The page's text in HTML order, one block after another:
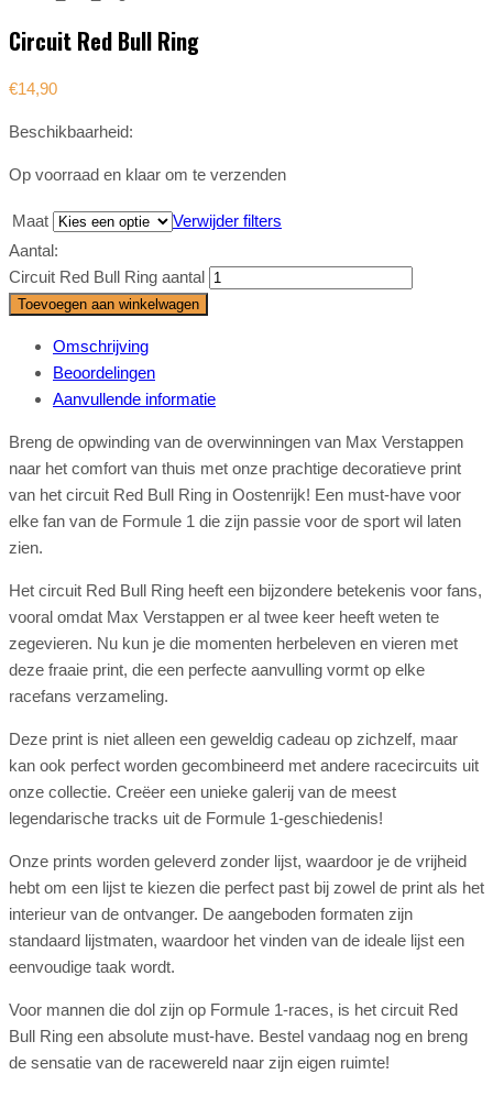
Circuit Red Bull Ring
€14,90
Beschikbaarheid:
Op voorraad en klaar om te verzenden
Maat
Verwijder filters
Aantal:
Circuit Red Bull Ring aantal
Toevoegen aan winkelwagen
Omschrijving
Beoordelingen
Aanvullende informatie
Breng de opwinding van de overwinningen van Max Verstappen
naar het comfort van thuis met onze prachtige decoratieve print
van het circuit Red Bull Ring in Oostenrijk! Een must-have voor
elke fan van de Formule 1 die zijn passie voor de sport wil laten
zien.
Het circuit Red Bull Ring heeft een bijzondere betekenis voor fans,
vooral omdat Max Verstappen er al twee keer heeft weten te
zegevieren. Nu kun je die momenten herbeleven en vieren met
deze fraaie print, die een perfecte aanvulling vormt op elke
racefans verzameling.
Deze print is niet alleen een geweldig cadeau op zichzelf, maar
kan ook perfect worden gecombineerd met andere racecircuits uit
onze collectie. Creëer een unieke galerij van de meest
legendarische tracks uit de Formule 1-geschiedenis!
Onze prints worden geleverd zonder lijst, waardoor je de vrijheid
hebt om een lijst te kiezen die perfect past bij zowel de print als het
interieur van de ontvanger. De aangeboden formaten zijn
standaard lijstmaten, waardoor het vinden van de ideale lijst een
eenvoudige taak wordt.
Voor mannen die dol zijn op Formule 1-races, is het circuit Red
Bull Ring een absolute must-have. Bestel vandaag nog en breng
de sensatie van de racewereld naar zijn eigen ruimte!